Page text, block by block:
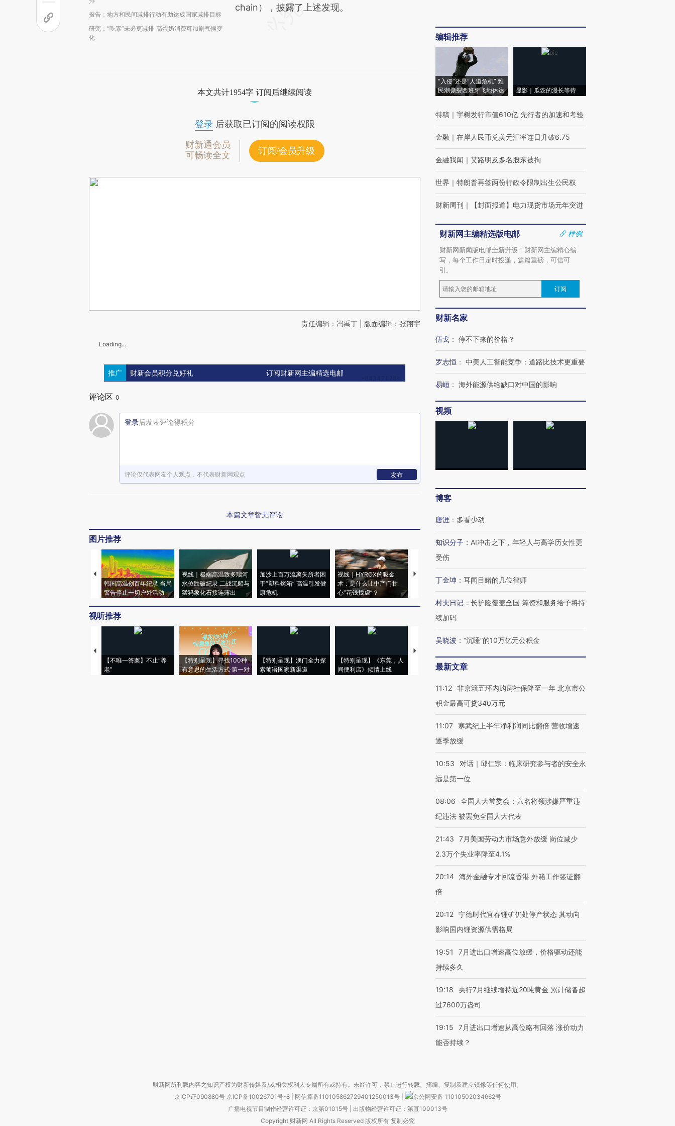
报告：地方和民间减排行动有助达成国家减排目标
研究：“吃素”未必更减排 高蛋奶消费可加剧气候变
化
chain），披露了上述发现。
本文共计1954字 订阅后继续阅读
登录后获取已订阅的阅读权限
财新通会员
可畅读全文
订阅/会员升级
责任编辑：冯禹丁 | 版面编辑：张翔宇
Loading...
推广 财新会员积分兑好礼 订阅财新网主编精选电邮
评论区 0
登录后发表评论得积分
评论仅代表网友个人观点，不代表财新网观点 发布
本篇文章暂无评论
图片推荐
韩国高温创百年纪录 当局
警告停止一切户外活动
视线｜极端高温致多瑙河
水位跌破纪录 二战沉船与
猛犸象化石接连露出
加沙上百万流离失所者困
于“塑料烤箱” 高温引发健
康危机
视线｜HYROX的吸金
术：是什么让中产们甘
心“花钱找虐”？
马航飞行员跨国走私7万
粒摇头丸 尿检体内含3种
度Z世代 用街头抗争将教
育部长拱下台
飞地休达
视听推荐
【不唯一答案】不止“养
老”
【特别呈现】寻找100种
有意思的生活方式·第一对
【特别呈现】澳门全力探
索葡语国家新渠道
【特别呈现】《东莞，人
间便利店》倾情上线
【推广】走进第四届链博
会，让数智科技“链”接产
编辑推荐
“入侵”还是“人道危机” 难
民潮撕裂西班牙飞地休达
显影｜瓜农的漫长等待
特稿 ｜ 宇树发行市值610亿 先行者的加速和考验
金融 ｜ 在岸人民币兑美元汇率连日升破6.75
金融我闻 ｜ 艾路明及多名股东被拘
世界 ｜ 特朗普再签两份行政令限制出生公民权
财新周刊 ｜ 【封面报道】电力现货市场元年突进
财新网主编精选版电邮
样例
财新网新闻版电邮全新升级！财新网主编精心编
写，每个工作日定时投递，篇篇重磅，可信可
引。
订阅
财新名家
伍戈 ： 停不下来的价格？
罗志恒 ： 中美人工智能竞争：道路比技术更重要
易峘 ： 海外能源供给缺口对中国的影响
视频
博客
唐涯 ： 多看少动
知识分子 ： AI冲击之下，年轻人与高学历女性更
受伤
丁金坤 ： 耳闻目睹的几位律师
村夫日记 ： 长护险覆盖全国 筹资和服务给予将持
续加码
吴晓波 ： “沉睡”的10万亿元公积金
最新文章
11:12 非京籍五环内购房社保降至一年 北京市公
积金最高可贷340万元
11:07
寒武纪上半年净利润同比翻倍 营收增速
逐季放缓
10:53
对话｜邱仁宗：临床研究参与者的安全永
远是第一位
08:06
全国人大常委会：六名将领涉嫌严重违
纪违法 被罢免全国人大代表
21:43
7月美国劳动力市场意外放缓 岗位减少
2.3万个失业率降至4.1%
20:14 海外金融专才回流香港 外籍工作签证翻
倍
20:12 宁德时代宜春锂矿仍处停产状态 其动向
影响国内锂资源供需格局
19:51
7月进出口增速高位放缓，价格驱动还能
持续多久
19:18
央行7月继续增持近20吨黄金 累计储备超
过7600万盎司
19:15
7月进出口增速从高位略有回落 涨价动力
能否持续？
财新网所刊载内容之知识产权为财新传媒及/或相关权利人专属所有或持有。未经许可，禁止进行转载、摘编、复制及建立镜像等任何使用。
京ICP证090880号 京ICP备10026701号-8 网信算备110105862729401250013号
京公网安备 11010502034662号
广播电视节目制作经营许可证：京第01015号| 出版物经营许可证：第直100013号
Copyright 财新网 All Rights Reserved 版权所有 复制必究